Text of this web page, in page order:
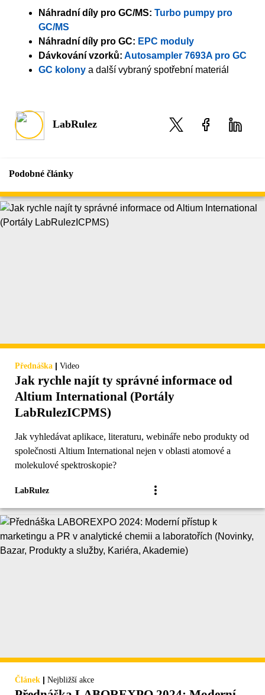
Náhradní díly pro GC/MS: Turbo pumpy pro
GC/MS
Náhradní díly pro GC: EPC moduly
Dávkování vzorků: Autosampler 7693A pro GC
GC kolony a další vybraný spotřební materiál
LabRulez
Podobné články
Přednáška | Video
Jak rychle najít ty správné informace od
Altium International (Portály
LabRulezICPMS)
Jak vyhledávat aplikace, literaturu, webináře nebo produkty od
společnosti Altium International nejen v oblasti atomové a
molekulové spektroskopie?
LabRulez
Článek | Nejbližší akce